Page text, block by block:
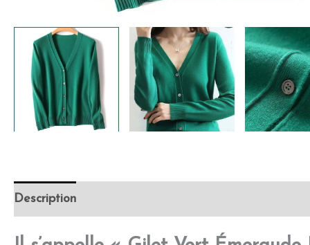
Description